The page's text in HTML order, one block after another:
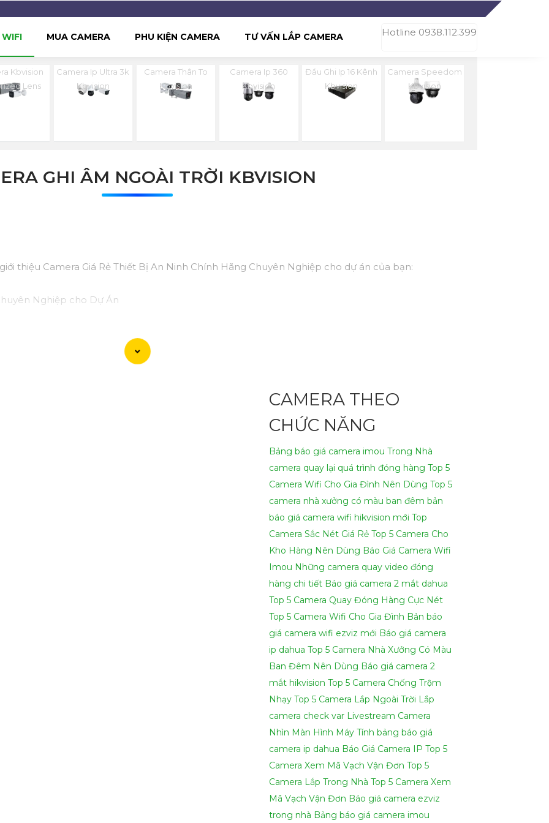
Hotline 0938.112.399
WIFI MUA CAMERA PHU KIỆN CAMERA TƯ VẤN LẮP CAMERA
Kbvision
Lens
Camera Ip Ultra 3k
Kbvision
Camera Thân To
Kbvision
Camera Ip 360
Kbvision
Đầu Ghi Ip 16 Kênh
Kbvision
Camera Speedom
Kbvision
GHI ÂM NGOÀI TRỜI KBVISION
thiệu Camera Giá Rẻ Thiết Bị An Ninh Chính Hãng Chuyên Nghiệp cho dự án của bạn:
Nghiệp cho Dự Án
quả, tin cậy và tiết kiệm.
tin tưởng
với không gian và mục tiêu của dự án.- Lắp đặt, cài đặt và tối ưu hóa hệ thống camera an ninh.-
cạnh tranh và dịch vụ chăm sóc khách hàng chuyên nghiệp, chúng tôi mong muốn được hợp tác cùng
tiết, vui lòng liên hệ với chúng tôi qua số điện thoại hoặc email dưới đây.
tưởng để giới thiệu Camera Giá Rẻ Thiết Bị An Ninh Chính Hãng Chuyên Nghiệp cho dự án của mình.
nào, hãy Cung cấp cho công trình biết để Từng công trình có thể hỗ trợ bạn tốt hơn.
CAMERA THEO
CHỨC NĂNG
Bảng báo giá camera imou Trong Nhà
camera quay lại quá trình đóng hàng Top 5
Camera Wifi Cho Gia Đình Nên Dùng Top 5
camera nhà xưởng có màu ban đêm bản
báo giá camera wifi hikvision mới Top
Camera Sắc Nét Giá Rẻ Top 5 Camera Cho
Kho Hàng Nên Dùng Báo Giá Camera Wifi
Imou Những camera quay video đóng
hàng chi tiết Báo giá camera 2 mắt dahua
Top 5 Camera Quay Đóng Hàng Cực Nét
Top 5 Camera Wifi Cho Gia Đình Bản báo
giá camera wifi ezviz mới Báo giá camera
ip dahua Top 5 Camera Nhà Xưởng Có Màu
Ban Đêm Nên Dùng Báo giá camera 2
mắt hikvision Top 5 Camera Chống Trộm
Nhạy Top 5 Camera Lắp Ngoài Trời Lắp
camera check var Livestream Camera
Nhìn Màn Hình Máy Tính bảng báo giá
camera ip dahua Báo Giá Camera IP Top 5
Camera Xem Mã Vạch Vận Đơn Top 5
Camera Lắp Trong Nhà Top 5 Camera Xem
Mã Vạch Vận Đơn Báo giá camera ezviz
trong nhà Bảng báo giá camera imou